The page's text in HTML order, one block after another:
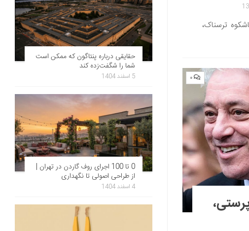
ترسناک،
۰
حقایقی درباره پنتاگون که ممکن است
شما را شگفت‌زده کند
5 اسفند 1404
0 تا 100 اجرای روف گاردن در تهران |
از طراحی اصولی تا نگهداری
4 اسفند 1404